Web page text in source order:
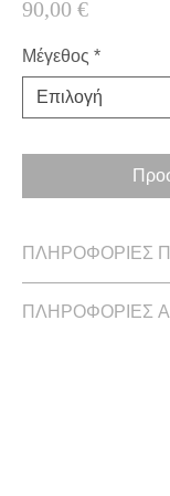
90,00 €Τιμή
Μέγεθος *
Επιλογή
ΠΛΗΡΟΦΟΡΙΕΣ
Ασήμι επίχρυσο
ΠΛΗΡΟΦΟΡΙΕΣ